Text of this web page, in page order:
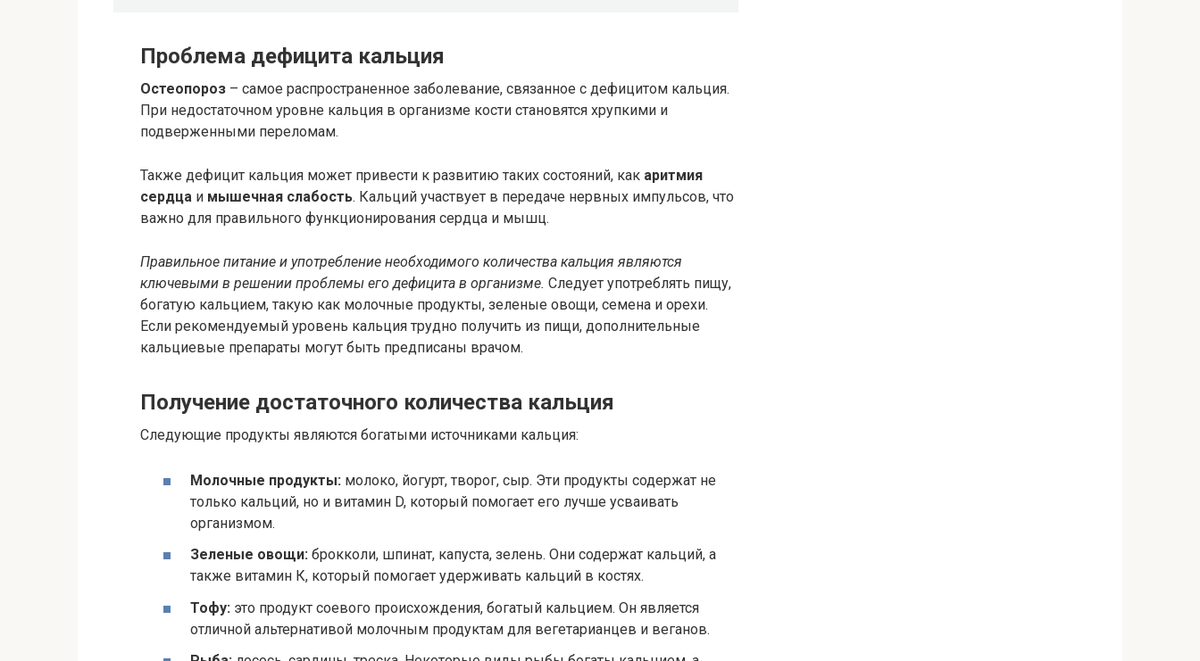
Проблема дефицита кальция
Остеопороз – самое распространенное заболевание, связанное с дефицитом кальция.
При недостаточном уровне кальция в организме кости становятся хрупкими и
подверженными переломам.
Также дефицит кальция может привести к развитию таких состояний, как аритмия
сердца и мышечная слабость. Кальций участвует в передаче нервных импульсов, что
важно для правильного функционирования сердца и мышц.
Правильное питание и употребление необходимого количества кальция являются
ключевыми в решении проблемы его дефицита в организме. Следует употреблять пищу,
богатую кальцием, такую как молочные продукты, зеленые овощи, семена и орехи.
Если рекомендуемый уровень кальция трудно получить из пищи, дополнительные
кальциевые препараты могут быть предписаны врачом.
Получение достаточного количества кальция
Следующие продукты являются богатыми источниками кальция:
Молочные продукты: молоко, йогурт, творог, сыр. Эти продукты содержат не
только кальций, но и витамин D, который помогает его лучше усваивать
организмом.
Зеленые овощи: брокколи, шпинат, капуста, зелень. Они содержат кальций, а
также витамин К, который помогает удерживать кальций в костях.
Тофу: это продукт соевого происхождения, богатый кальцием. Он является
отличной альтернативой молочным продуктам для вегетарианцев и веганов.